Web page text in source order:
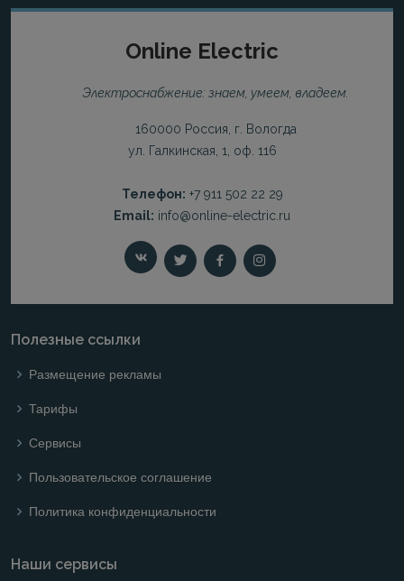
Online Electric
Электроснабжение: знаем, умеем, владеем.
160000 Россия, г. Вологда
ул. Галкинская, 1, оф. 116
Телефон: +7 911 502 22 29
Email: info@online-electric.ru
Полезные ссылки
Размещение рекламы
Тарифы
Сервисы
Пользовательское соглашение
Политика конфиденциальности
Наши сервисы